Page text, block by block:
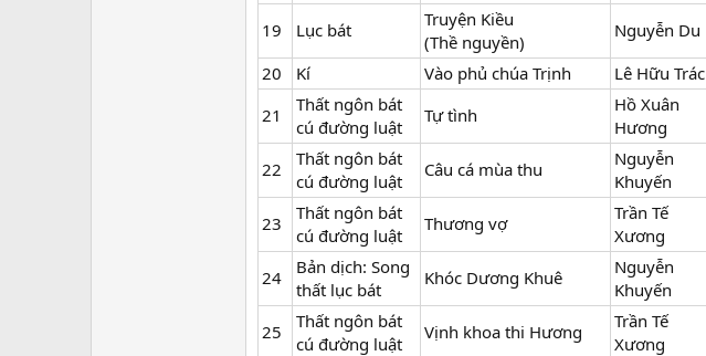
19
Lục bát
Truyện Kiều
(Thề nguyền)
Nguyễn Du
20
Kí Vào phủ chúa Trịnh Lê Hữu Trác
21
Thất ngôn bát
cú đường luật
Tự tình
Hồ Xuân
Hương
22
Thất ngôn bát
cú đường luật
Câu cá mùa thu
Nguyễn
Khuyến
23
Thất ngôn bát
cú đường luật
Thương vợ
Trần Tế
Xương
24
Bản dịch: Song
thất lục bát
Khóc Dương Khuê
Nguyễn
Khuyến
25
Thất ngôn bát
cú đường luật
Vịnh khoa thi Hương
Trần Tế
Xương